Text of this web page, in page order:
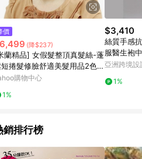
價
(降$237)
蘭精品] 女假髮整頂真髮絲-蓬
捲髮修臉舒適美髮用品2色7
購物中心
1%
$3,410
絲質手感
服醫生袍
亞洲跨境設
1%
銷排行榜